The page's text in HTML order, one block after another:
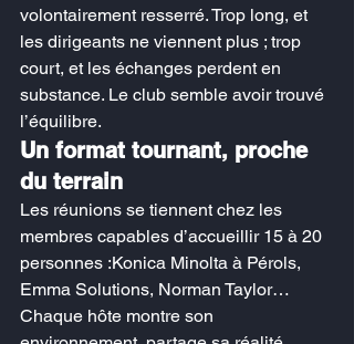
volontairement resserré. Trop long, et
les dirigeants ne viennent plus ; trop
court, et les échanges perdent en
substance. Le club semble avoir trouvé
l’équilibre.
Un format tournant, proche
du terrain
Les réunions se tiennent chez les
membres capables d’accueillir 15 à 20
personnes :Konica Minolta à Pérols,
Emma Solutions, Norman Taylor…
Chaque hôte montre son